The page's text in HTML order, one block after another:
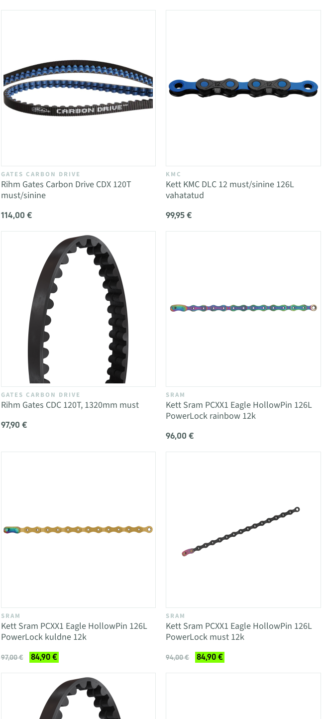
GATES CARBON DRIVE
Rihm Gates Carbon Drive CDX 120T
must/sinine
114,00 €
KMC
Kett KMC DLC 12 must/sinine 126L
vahatatud
99,95 €
GATES CARBON DRIVE
Rihm Gates CDC 120T, 1320mm must
97,90 €
SRAM
Kett Sram PCXX1 Eagle HollowPin 126L
PowerLock rainbow 12k
96,00 €
SRAM
Kett Sram PCXX1 Eagle HollowPin 126L
PowerLock kuldne 12k
97,00 € 84,90 €
SRAM
Kett Sram PCXX1 Eagle HollowPin 126L
PowerLock must 12k
94,00 € 84,90 €